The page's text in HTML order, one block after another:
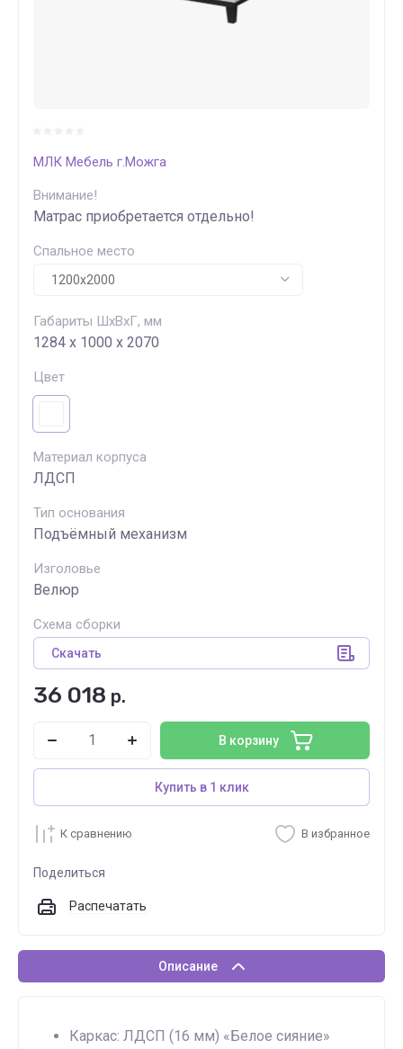
МЛК Мебель г.Можга
Внимание!
Матрас приобретается отдельно!
Спальное место
Габариты ШхВхГ, мм
1284 х 1000 х 2070
Цвет
Материал корпуса
ЛДСП
Тип основания
Подъёмный механизм
Изголовье
Велюр
Схема сборки
Скачать
36 018 р.
В корзину
Купить в 1 клик
К сравнению В избранное
Поделиться
Распечатать
Описание
Каркас: ЛДСП (16 мм) «Белое сияние»